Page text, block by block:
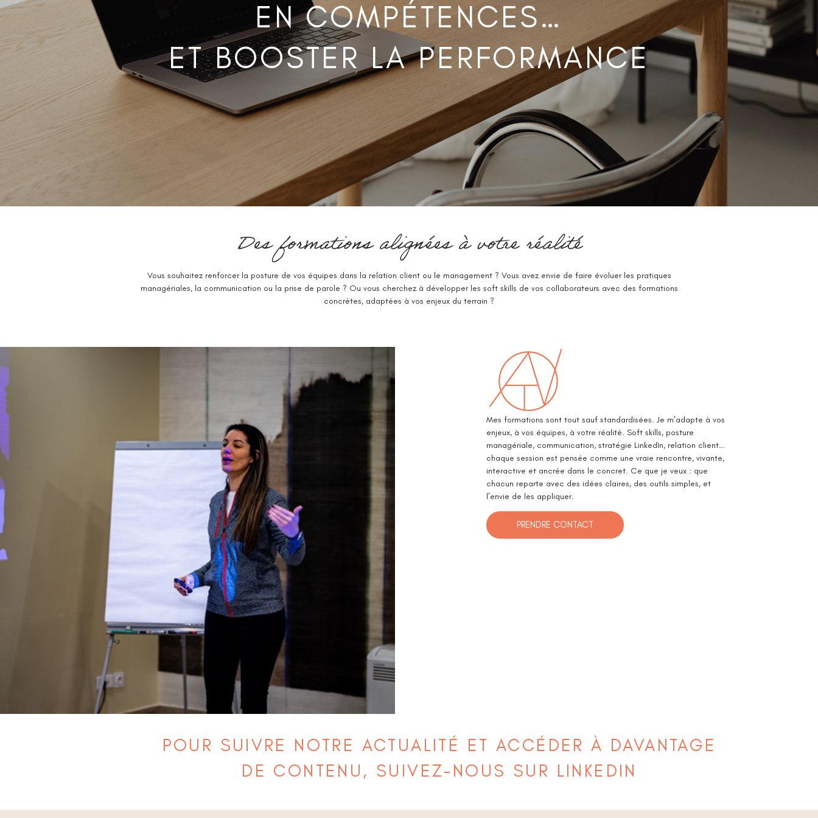
EN COMPÉTENCES…
ET BOOSTER LA PERFORMANCE
Des formations alignées à votre réalité
Vous souhaitez renforcer la posture de vos équipes dans la relation client ou le management ? Vous avez envie de faire évoluer les pratiques
managériales, la communication ou la prise de parole ? Ou vous cherchez à développer les soft skills de vos collaborateurs avec des formations
concrètes, adaptées à vos enjeux du terrain ?
Mes formations sont tout sauf standardisées. Je m’adapte à vos
enjeux, à vos équipes, à votre réalité. Soft skills, posture
managériale, communication, stratégie LinkedIn, relation client…
chaque session est pensée comme une vraie rencontre, vivante,
interactive et ancrée dans le concret. Ce que je veux : que
chacun reparte avec des idées claires, des outils simples, et
l’envie de les appliquer.
PRENDRE CONTACT
POUR SUIVRE NOTRE ACTUALITÉ ET ACCÉDER À DAVANTAGE
DE CONTENU, SUIVEZ-NOUS SUR LINKEDIN